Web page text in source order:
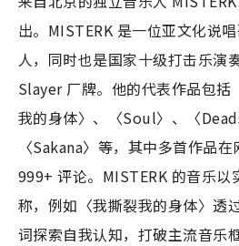
出。MISTERK 是一位亚文化说
人，同时也是国家十级打击乐演
Slayer 厂牌。他的代表作品包括
我的身体〉、〈Soul〉、〈
〈Sakana〉等，其中多首作品
999+ 评论。MISTERK 的音乐以
称，例如〈我撕裂我的身体〉透
词探索自我认知，打破主流音乐